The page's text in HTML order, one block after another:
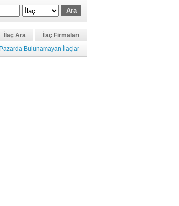
İlaç Ara
İlaç Firmaları
Pazarda Bulunamayan İlaçlar